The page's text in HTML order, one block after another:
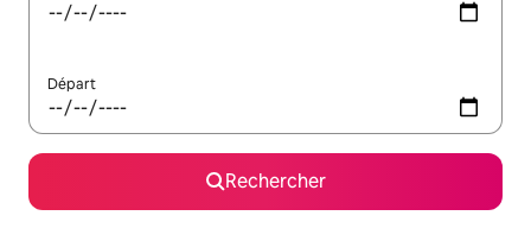
Départ
Rechercher